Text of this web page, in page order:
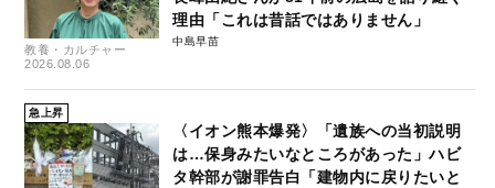
教養・カルチャー
2026.08.06
理由「これは昔話ではありません」
中島早苗
急上昇
〈イオン熊本爆発〉「遺族への当初説明
は…保身みたいなところがあった」ハビ
タ幹部が謝罪告白「建物内に戻りたいと